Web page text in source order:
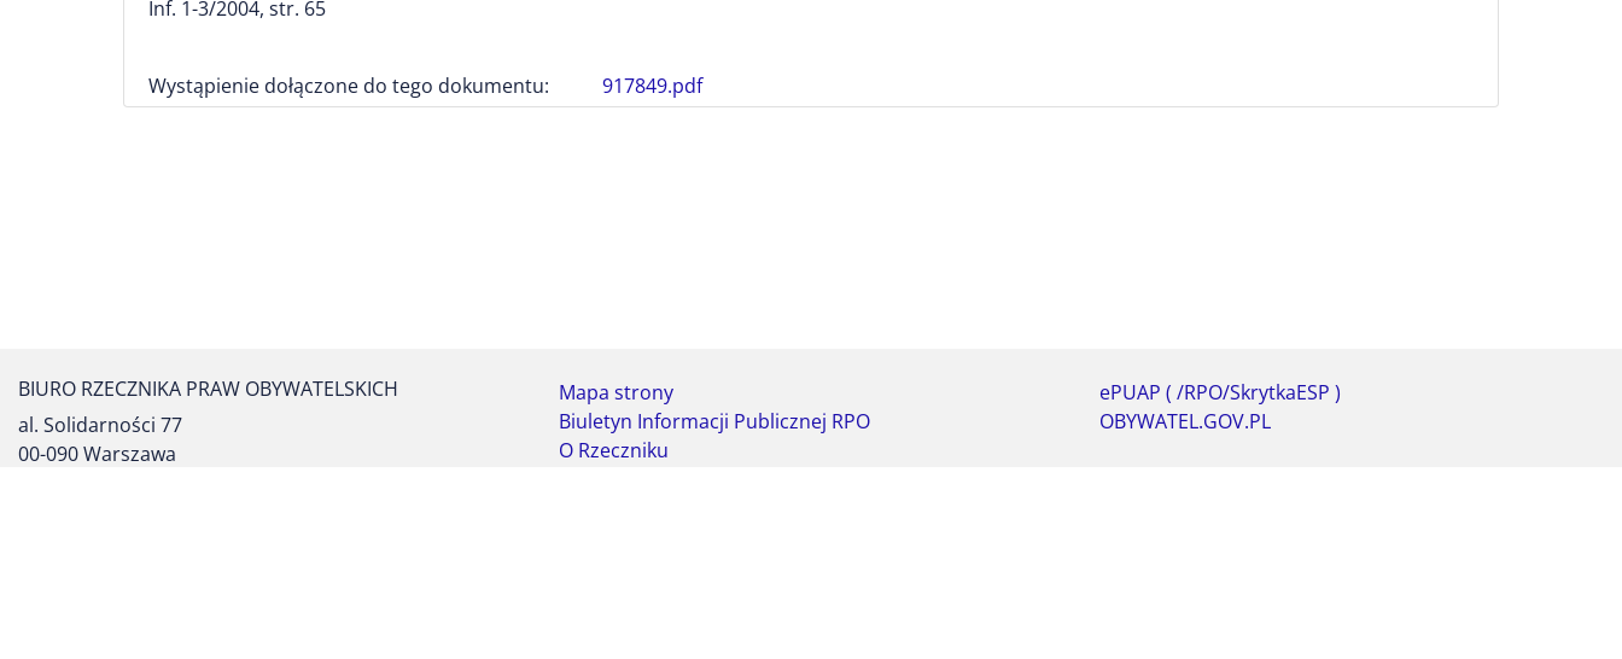
Inf. 1-3/2004, str. 65
Wystąpienie dołączone do tego dokumentu: 917849.pdf
BIURO RZECZNIKA PRAW OBYWATELSKICH
al. Solidarności 77
00-090 Warszawa
Mapa strony
Biuletyn Informacji Publicznej RPO
O Rzeczniku
ePUAP ( /RPO/SkrytkaESP )
OBYWATEL.GOV.PL